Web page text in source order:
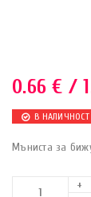
0.66€ /
В НАЛИЧНОСТ
Мъниста за